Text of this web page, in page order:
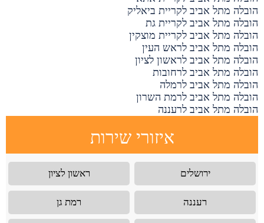
הובלה מתל אביב לקריית ביאליק
הובלה מתל אביב לקריית גת
הובלה מתל אביב לקריית מוצקין
הובלה מתל אביב לראש העין
הובלה מתל אביב לראשון לציון
הובלה מתל אביב לרחובות
הובלה מתל אביב לרמלה
הובלה מתל אביב לרמת השרון
הובלה מתל אביב לרעננה
איזורי שירות
ירושלים ראשון לציון
רעננה רמת גן